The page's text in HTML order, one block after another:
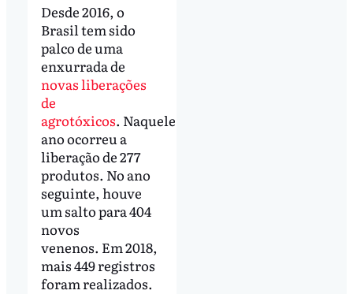
Desde 2016, o
Brasil tem sido
palco de uma
enxurrada de
novas liberações
de
agrotóxicos. Naquele
ano ocorreu a
liberação de 277
produtos. No ano
seguinte, houve
um salto para 404
novos
venenos. Em 2018,
mais 449 registros
foram realizados.